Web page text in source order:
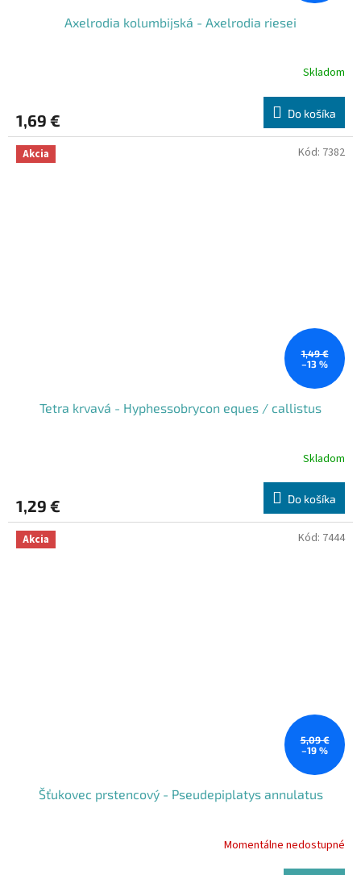
Axelrodia kolumbijská - Axelrodia riesei
Skladom
1,69 € Do košíka
Akcia
1,49 €
–13 %
Tetra krvavá - Hyphessobrycon eques / callistus
Skladom
1,29 € Do košíka
Kód: 7382
Akcia
5,09 €
–19 %
Šťukovec prstencový - Pseudepiplatys annulatus
Momentálne nedostupné
Kód: 7444